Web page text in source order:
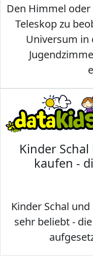
Den Himmel
Teleskop zu
Universum in
Kinder
kaufen -
Kinder Schal
sehr beliebt -